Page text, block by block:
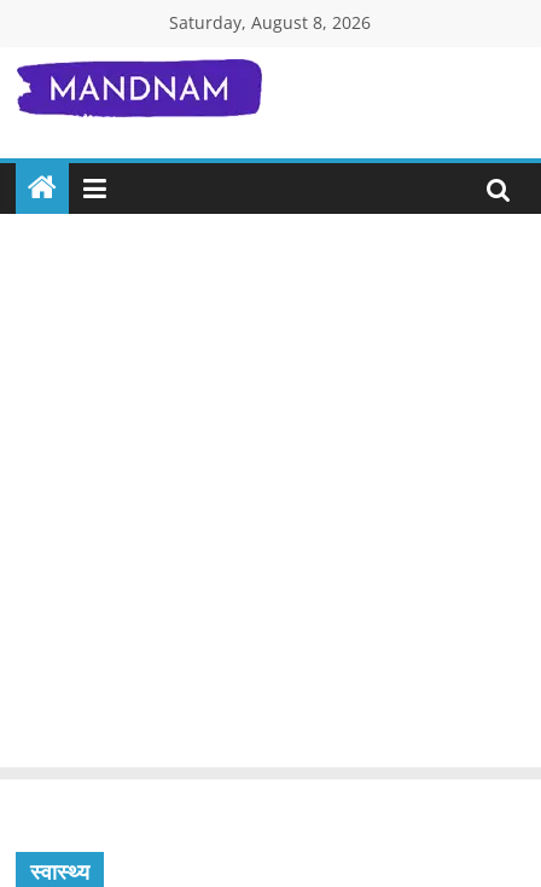
content
Saturday, August 8, 2026
Mandnam.com
जाने
एक-
स्वास्थ्य